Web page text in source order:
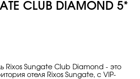
CLUB DIAMOND 5*
Rixos Sungate Club Diamond - это
отеля Rixos Sungate, с VIP-